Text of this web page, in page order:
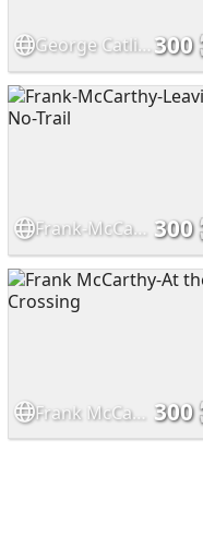
George Catlin - Sha-có-pay, The Six, Chief of the Plains 300
Frank-McCarthy-Leaving-No-Trail 300
Frank McCarthy-At the Crossing 300